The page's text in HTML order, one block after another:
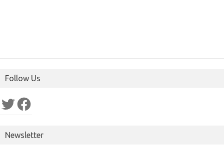
Follow Us
TwitterFacebook
Newsletter